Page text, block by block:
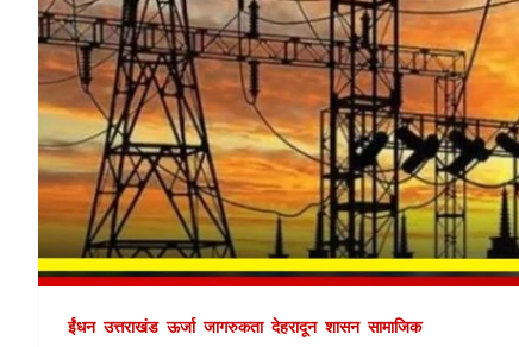
ईंधन उत्तराखंड ऊर्जा जागरुकता देहरादून शासन सामाजिक